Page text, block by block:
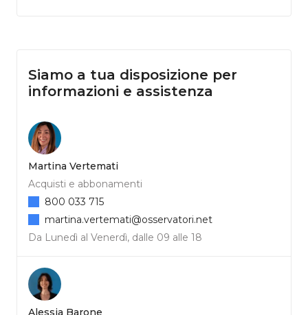
Siamo a tua disposizione per
informazioni e assistenza
Martina Vertemati
Acquisti e abbonamenti
Da Lunedì al Venerdì, dalle 09 alle 18
800 033 715
martina.vertemati@osservatori.net
Alessia Barone